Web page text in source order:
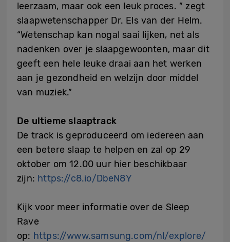
leerzaam, maar ook een leuk proces. ” zegt
slaapwetenschapper Dr. Els van der Helm.
“Wetenschap kan nogal saai lijken, net als
nadenken over je slaapgewoonten, maar dit
geeft een hele leuke draai aan het werken
aan je gezondheid en welzijn door middel
van muziek.”
De ultieme slaaptrack
De track is geproduceerd om iedereen aan
een betere slaap te helpen en zal op 29
oktober om 12.00 uur hier beschikbaar
zijn: https://c8.io/DbeN8Y
Kijk voor meer informatie over de Sleep
Rave
op: https://www.samsung.com/nl/explore/